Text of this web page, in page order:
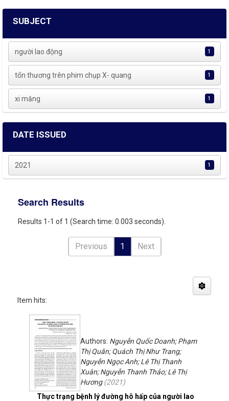
SUBJECT
người lao động 1
tổn thương trên phim chụp X- quang 1
xi măng 1
DATE ISSUED
2021 1
Search Results
Results 1-1 of 1 (Search time: 0.003 seconds).
Previous 1 Next
Item hits:
Thực trạng bệnh lý đường hô hấp của người lao
Authors: Nguyễn Quốc Doanh; Phạm
Thị Quân; Quách Thị Như Trang;
Nguyễn Ngọc Anh; Lê Thị Thanh
Xuân; Nguyễn Thanh Thảo; Lê Thị
Hương(2021)